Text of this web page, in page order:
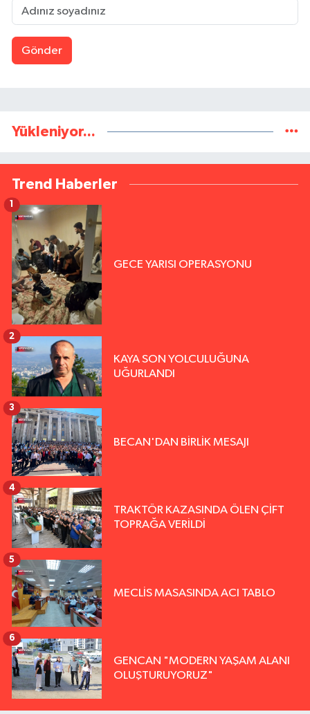
Gönder
Yükleniyor...
Trend Haberler
GECE YARISI OPERASYONU
KAYA SON YOLCULUĞUNA
UĞURLANDI
2
BECAN'DAN BİRLİK MESAJI
3
TRAKTÖR KAZASINDA ÖLEN ÇİFT
TOPRAĞA VERİLDİ
4
MECLİS MASASINDA ACI TABLO
5
GENCAN "MODERN YAŞAM ALANI
OLUŞTURUYORUZ"
6